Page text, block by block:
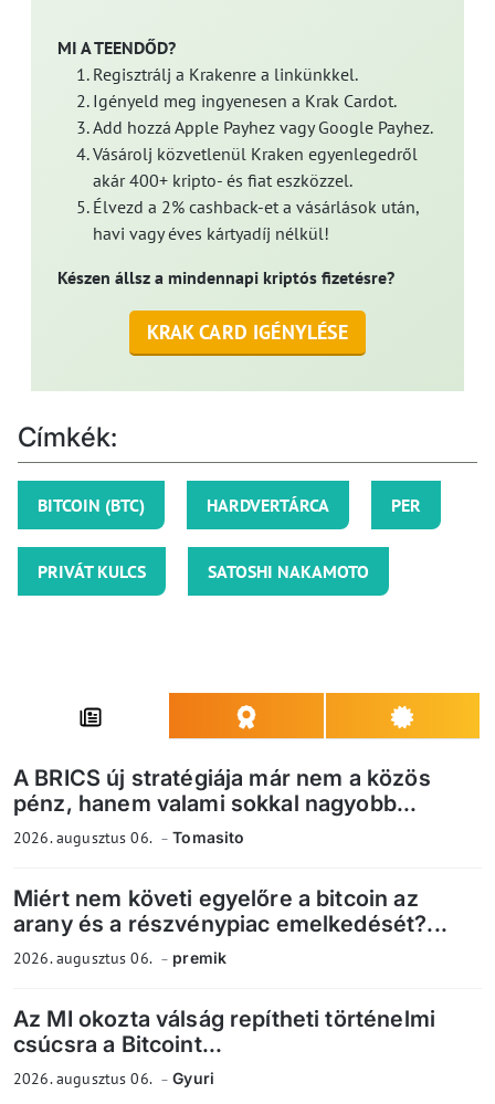
MI A TEENDŐD?
Regisztrálj a Krakenre a linkünkkel.
Igényeld meg ingyenesen a Krak Cardot.
Add hozzá Apple Payhez vagy Google Payhez.
Vásárolj közvetlenül Kraken egyenlegedről
akár 400+ kripto- és fiat eszközzel.
Élvezd a 2% cashback-et a vásárlások után,
havi vagy éves kártyadíj nélkül!
Készen állsz a mindennapi kriptós fizetésre?
KRAK CARD IGÉNYLÉSE
Címkék:
BITCOIN (BTC) HARDVERTÁRCA PER
PRIVÁT KULCS SATOSHI NAKAMOTO
A BRICS új stratégiája már nem a közös
pénz, hanem valami sokkal nagyobb...
2026. augusztus 06. Tomasito
Miért nem követi egyelőre a bitcoin az
arany és a részvénypiac emelkedését?...
2026. augusztus 06. premik
Az MI okozta válság repítheti történelmi
csúcsra a Bitcoint...
2026. augusztus 06. Gyuri